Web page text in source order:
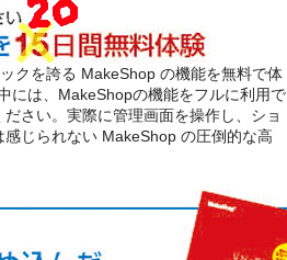
クを誇る MakeShop の機能を無料で体
には、MakeShopの機能をフルに利用で
さい。実際に管理画面を操作し、ショ
じられない MakeShop の圧倒的な高